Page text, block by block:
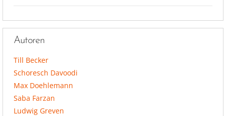
Autoren
Till Becker
Schoresch Davoodi
Max Doehlemann
Saba Farzan
Ludwig Greven